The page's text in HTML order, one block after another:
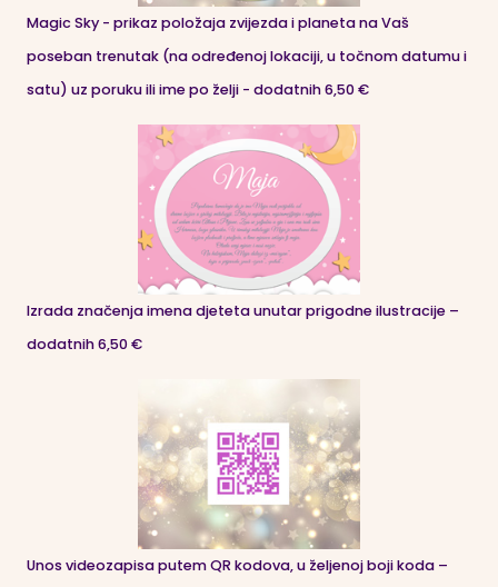
Magic Sky - prikaz položaja zvijezda i planeta na Vaš
poseban trenutak (na određenoj lokaciji, u točnom datumu i
satu) uz poruku ili ime po želji - dodatnih 6,50 €
Izrada značenja imena djeteta unutar prigodne ilustracije –
dodatnih 6,50 €
Unos videozapisa putem QR kodova, u željenoj boji koda –